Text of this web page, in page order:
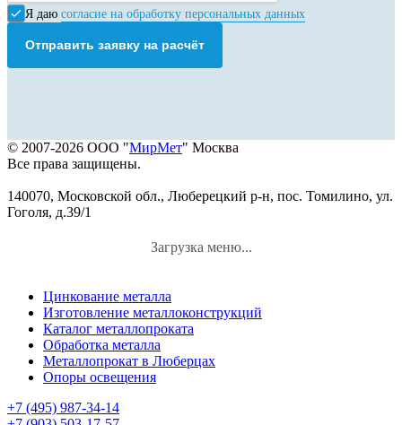
Я даю согласие на обработку персональных данных
Отправить заявку на расчёт
© 2007-2026 ООО "МирМет" Москва
Все права защищены.
140070, Московской обл., Люберецкий р-н, пос. Томилино, ул.
Гоголя, д.39/1
Загрузка меню...
Цинкование металла
Изготовление металлоконструкций
Каталог металлопроката
Обработка металла
Металлопрокат в Люберцах
Опоры освещения
+7 (495) 987-34-14